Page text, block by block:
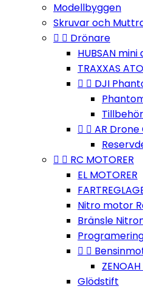
Modellbyggen
Skruvar och
  Drönare
HUBSAN
TRAXXAS
  DJI
Tillbehör
  AR
  RC MOTORER
EL MOTORER
Nitro motor
Bränsle
 
ZENOAH
Glödstift